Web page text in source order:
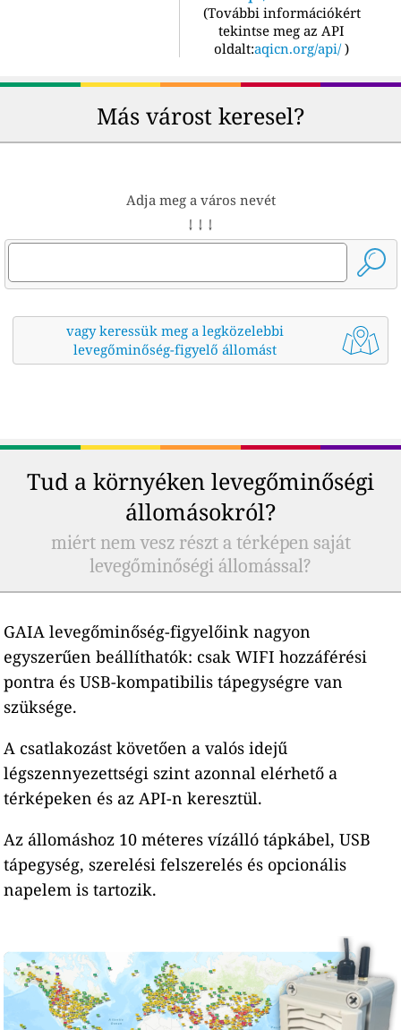
(További információkért
tekintse meg az API
oldalt:aqicn.org/api/ )
Más várost keresel?
Adja meg a város nevét
↓ ↓ ↓
vagy keressük meg a legközelebbi
levegőminőség-figyelő állomást
Tud a környéken levegőminőségi
állomásokról?
miért nem vesz részt a térképen saját
levegőminőségi állomással?
GAIA levegőminőség-figyelőink nagyon
egyszerűen beállíthatók: csak WIFI hozzáférési
pontra és USB-kompatibilis tápegységre van
szüksége.
A csatlakozást követően a valós idejű
légszennyezettségi szint azonnal elérhető a
térképeken és az API-n keresztül.
Az állomáshoz 10 méteres vízálló tápkábel, USB
tápegység, szerelési felszerelés és opcionális
napelem is tartozik.